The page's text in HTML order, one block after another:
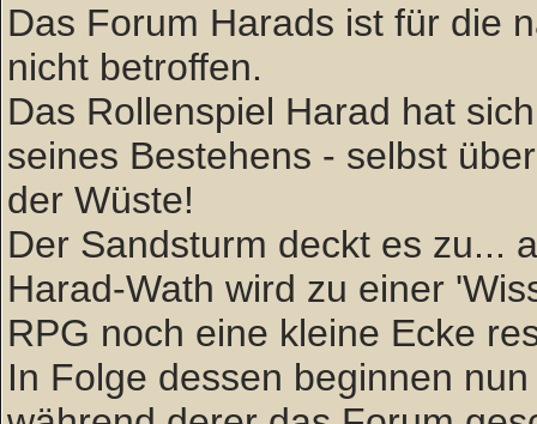
Das Forum Harads ist für die
nicht betroffen.
Das Rollenspiel Harad hat
seines Bestehens - selbst
der Wüste!
Der Sandsturm deckt es zu...
Harad-Wath wird zu einer
RPG noch eine kleine Ecke
In Folge dessen beginnen